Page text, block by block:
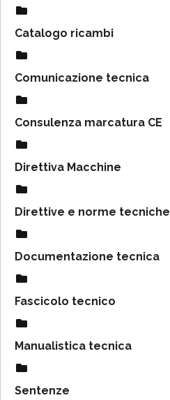
Catalogo ricambi
Comunicazione tecnica
Consulenza marcatura CE
Direttiva Macchine
Direttive e norme tecniche
Documentazione tecnica
Fascicolo tecnico
Manualistica tecnica
Sentenze